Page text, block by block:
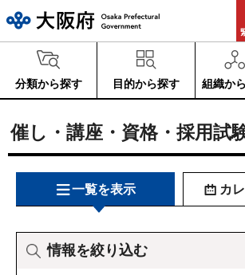
分類から探す 目的から探す 組織か
催し・講座・資格・採用試
一覧を表示 カ
情報を絞り込む